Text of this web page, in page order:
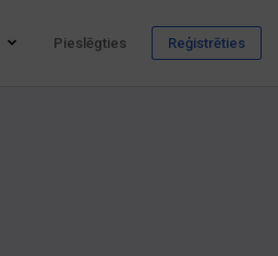
Pieslēgties Reģistrēties